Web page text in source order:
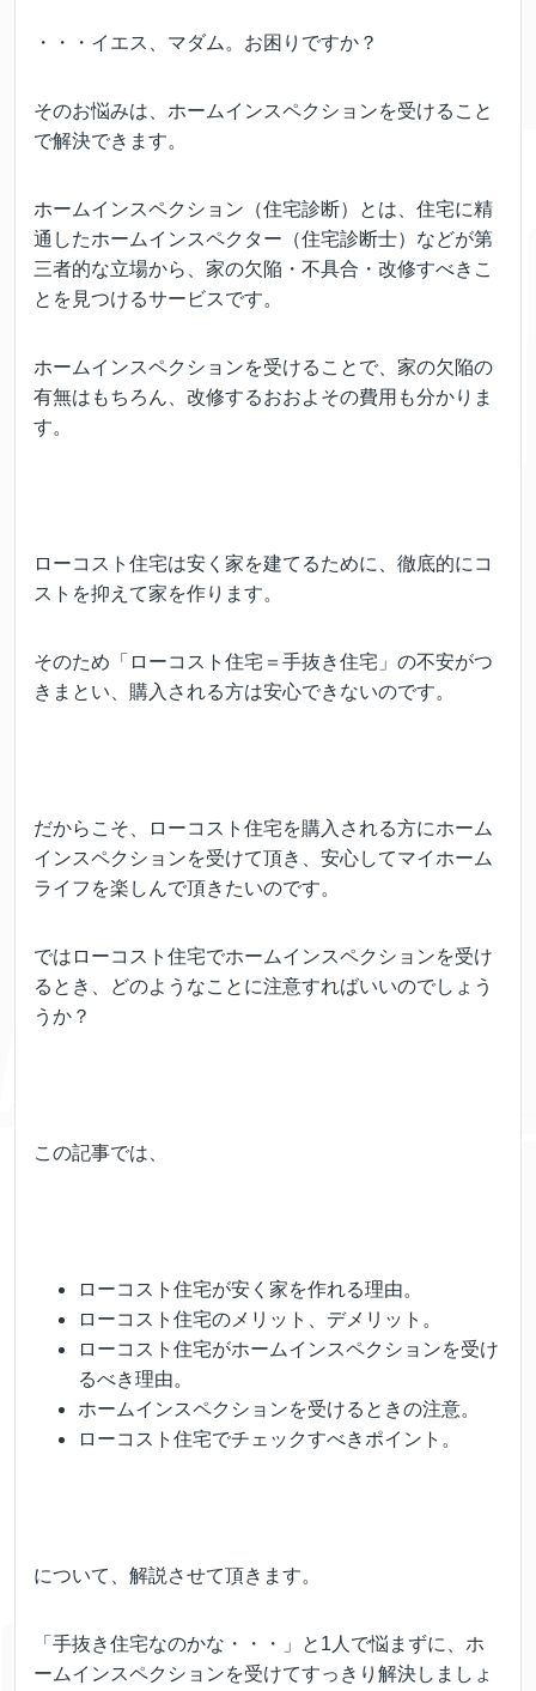
・・・イエス、マダム。お困りですか？
そのお悩みは、ホームインスペクションを受けること
で解決できます。
ホームインスペクション（住宅診断）とは、住宅に精
通したホームインスペクター（住宅診断士）などが第
三者的な立場から、家の欠陥・不具合・改修すべきこ
とを見つけるサービスです。
ホームインスペクションを受けることで、家の欠陥の
有無はもちろん、改修するおおよその費用も分かりま
す。
ローコスト住宅は安く家を建てるために、徹底的にコ
ストを抑えて家を作ります。
そのため「ローコスト住宅＝手抜き住宅」の不安がつ
きまとい、購入される方は安心できないのです。
だからこそ、ローコスト住宅を購入される方にホーム
インスペクションを受けて頂き、安心してマイホーム
ライフを楽しんで頂きたいのです。
ではローコスト住宅でホームインスペクションを受け
るとき、どのようなことに注意すればいいのでしょう
うか？
この記事では、
ローコスト住宅が安く家を作れる理由。
ローコスト住宅のメリット、デメリット。
ローコスト住宅がホームインスペクションを受け
るべき理由。
ホームインスペクションを受けるときの注意。
ローコスト住宅でチェックすべきポイント。
について、解説させて頂きます。
「手抜き住宅なのかな・・・」と1人で悩まずに、ホ
ームインスペクションを受けてすっきり解決しましょ